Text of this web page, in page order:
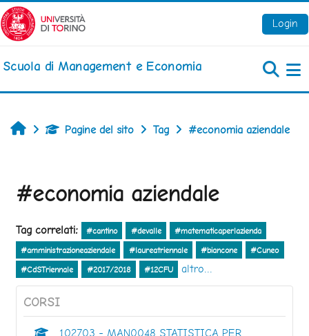
Vai al contenuto principale
Login
Scuola di Management e Economia
HomePagine del sito Tag #economia aziendale
#economia aziendale
Tag correlati: #cantino #devalle
#matematicaperlazienda
#amministrazioneaziendale
#laureatriennale #biancone
#Cuneo
#CdSTriennale
#2017/2018 #12CFU altro...
CORSI
102703 - MAN0048 STATISTICA PER